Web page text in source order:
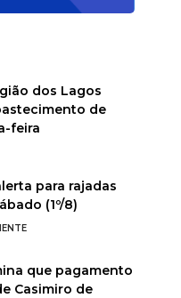
dos Lagos
de
feira
para rajadas
(1º/8)
que pagamento
Casimiro de